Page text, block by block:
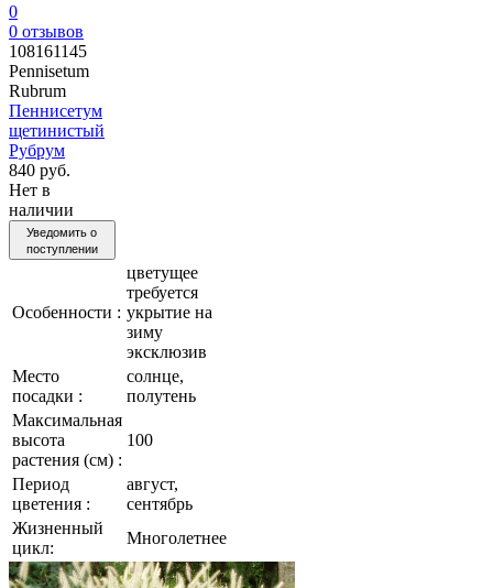
0
0 отзывов
108161145
Pennisetum
Rubrum
Пеннисетум
щетинистый
Рубрум
840 руб.
Нет в
наличии
Уведомить о
поступлении
Особенности :
цветущее
требуется
укрытие на
зиму
эксклюзив
Место
посадки :
солнце,
полутень
Максимальная
высота
растения (см) :
100
Период
цветения :
август,
сентябрь
Жизненный
цикл:
Многолетнее